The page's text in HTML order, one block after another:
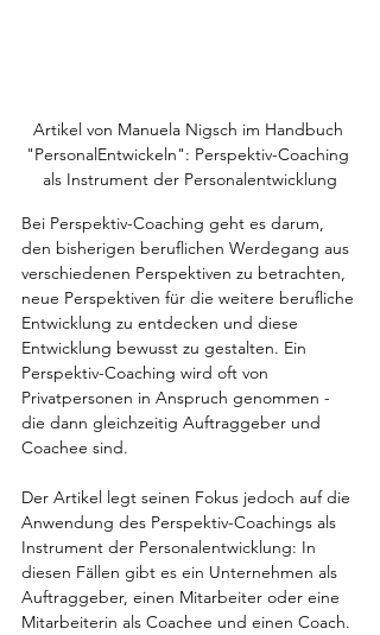
Artikel von Manuela Nigsch im Handbuch
"PersonalEntwickeln": Perspektiv-Coaching
als Instrument der Personalentwicklung
Bei Perspektiv-Coaching geht es darum,
den bisherigen beruflichen Werdegang aus
verschiedenen Perspektiven zu betrachten,
neue Perspektiven für die weitere berufliche
Entwicklung zu entdecken und diese
Entwicklung bewusst zu gestalten. Ein
Perspektiv-Coaching wird oft von
Privatpersonen in Anspruch genommen -
die dann gleichzeitig Auftraggeber und
Coachee sind.
Der Artikel legt seinen Fokus jedoch auf die
Anwendung des Perspektiv-Coachings als
Instrument der Personalentwicklung: In
diesen Fällen gibt es ein Unternehmen als
Auftraggeber, einen Mitarbeiter oder eine
Mitarbeiterin als Coachee und einen Coach.